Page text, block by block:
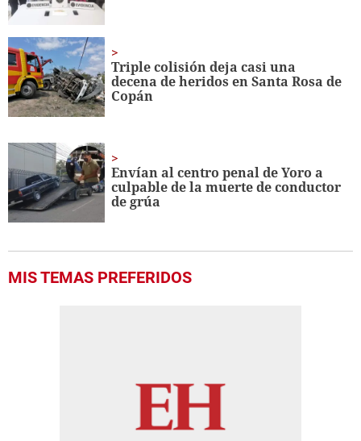
Triple colisión deja casi una
decena de heridos en Santa Rosa de
Copán
Envían al centro penal de Yoro a
culpable de la muerte de conductor
de grúa
MIS TEMAS PREFERIDOS